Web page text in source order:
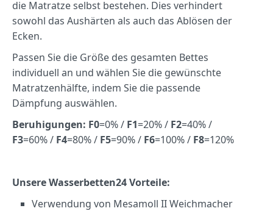
die Matratze selbst bestehen. Dies verhindert
sowohl das Aushärten als auch das Ablösen der
Ecken.
Passen Sie die Größe des gesamten Bettes
individuell an und wählen Sie die gewünschte
Matratzenhälfte, indem Sie die passende
Dämpfung auswählen.
Beruhigungen: F0=0% / F1=20% / F2=40% /
F3=60% / F4=80% / F5=90% / F6=100% / F8=120%
Unsere Wasserbetten24 Vorteile:
Verwendung von Mesamoll II Weichmacher